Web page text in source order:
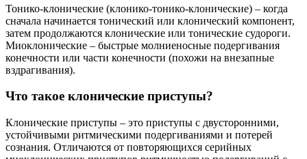
Тонико-клонические (клонико-тонико-клонические) – когда
сначала начинается тонический или клонический компонент,
затем продолжаются клонические или тонические судороги.
Миоклонические – быстрые молниеносные подергивания
конечности или части конечности (похожи на внезапные
вздрагивания).
Что такое клонические приступы?
Клонические приступы – это приступы с двусторонними,
устойчивыми ритмическими подергиваниями и потерей
сознания. Отличаются от повторяющихся серийных